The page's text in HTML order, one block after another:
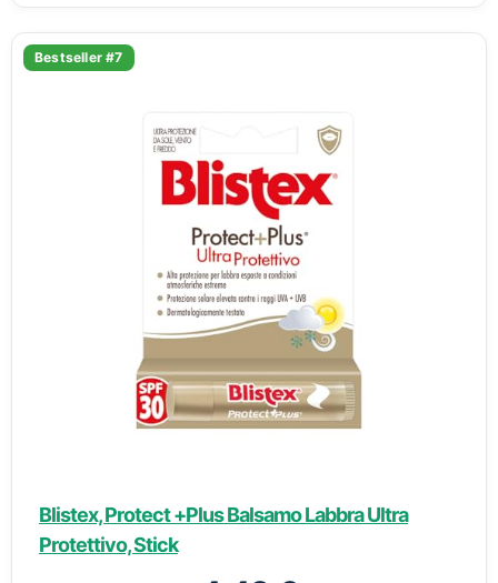
Bestseller #7
Blistex, Protect +Plus Balsamo Labbra Ultra
Protettivo, Stick